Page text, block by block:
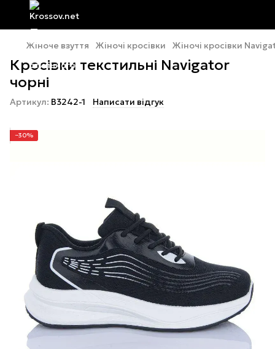
Жіноче взуття Жіночі кросівки Жіночі кросівки
Кросівки текстильні Navigator
чорні
Артикул: B3242-1 Написати відгук
−30%